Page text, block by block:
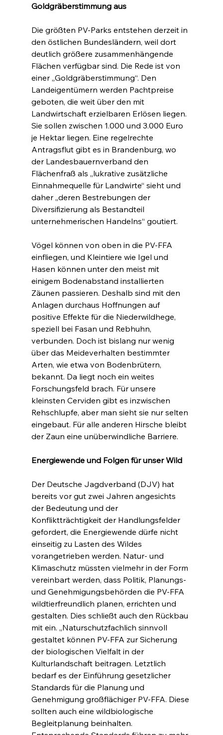
Goldgräberstimmung aus
Die größten PV-Parks entstehen derzeit in
den östlichen Bundesländern, weil dort
deutlich größere zusammenhängende
Flächen verfügbar sind. Die Rede ist von
einer „Goldgräberstimmung“. Den
Landeigentümern werden Pachtpreise
geboten, die weit über den mit
Landwirtschaft erzielbaren Erlösen liegen.
Sie sollen zwischen 1.000 und 3.000 Euro
je Hektar liegen. Eine regelrechte
Antragsflut gibt es in Brandenburg, wo
der Landesbauernverband den
Flächenfraß als „lukrative zusätzliche
Einnahmequelle für Landwirte“ sieht und
daher „deren Bestrebungen der
Diversifizierung als Bestandteil
unternehmerischen Handelns“ goutiert.
Vögel können von oben in die PV-FFA
einfliegen, und Kleintiere wie Igel und
Hasen können unter den meist mit
einigem Bodenabstand installierten
Zäunen passieren. Deshalb sind mit den
Anlagen durchaus Hoffnungen auf
positive Effekte für die Niederwildhege,
speziell bei Fasan und Rebhuhn,
verbunden. Doch ist bislang nur wenig
über das Meideverhalten bestimmter
Arten, wie etwa von Bodenbrütern,
bekannt. Da liegt noch ein weites
Forschungsfeld brach. Für unsere
kleinsten Cerviden gibt es inzwischen
Rehschlupfe, aber man sieht sie nur selten
eingebaut. Für alle anderen Hirsche bleibt
der Zaun eine unüberwindliche Barriere.
Energiewende und Folgen für unser Wild
Der Deutsche Jagdverband (DJV) hat
bereits vor gut zwei Jahren angesichts
der Bedeutung und der
Konfliktträchtigkeit der Handlungsfelder
gefordert, die Energiewende dürfe nicht
einseitig zu Lasten des Wildes
vorangetrieben werden. Natur- und
Klimaschutz müssten vielmehr in der Form
vereinbart werden, dass Politik, Planungs-
und Genehmigungsbehörden die PV-FFA
wildtierfreundlich planen, errichten und
gestalten. Dies schließt auch den Rückbau
mit ein. „Naturschutzfachlich sinnvoll
gestaltet können PV-FFA zur Sicherung
der biologischen Vielfalt in der
Kulturlandschaft beitragen. Letztlich
bedarf es der Einführung gesetzlicher
Standards für die Planung und
Genehmigung großflächiger PV-FFA. Diese
sollten auch eine wildbiologische
Begleitplanung beinhalten.